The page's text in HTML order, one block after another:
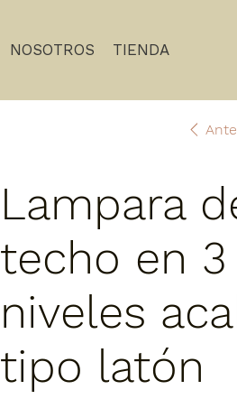
NOSOTROS TIENDA
Lampara
techo en 3
niveles
tipo latón